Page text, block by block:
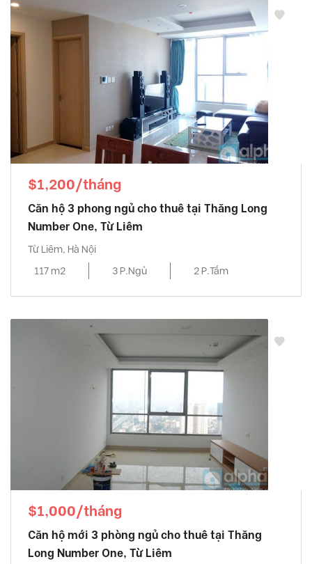
$1,200/tháng
Căn hộ 3 phong ngủ cho thuê tại Thăng Long
Number One, Từ Liêm
Từ Liêm, Hà Nội
117 m2
3 P.Ngủ 2 P.Tắm
$1,000/tháng
Căn hộ mới 3 phòng ngủ cho thuê tại Thăng
Long Number One, Từ Liêm